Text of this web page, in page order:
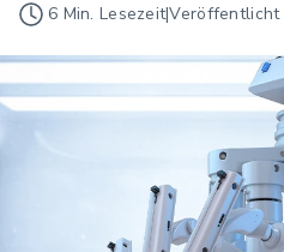
6 Min. Lesezeit|Veröffentlicht